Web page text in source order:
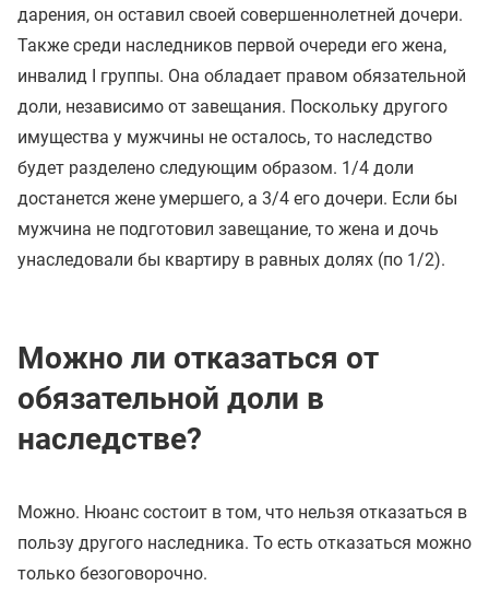
дарения, он оставил своей совершеннолетней дочери.
Также среди наследников первой очереди его жена,
инвалид I группы. Она обладает правом обязательной
доли, независимо от завещания. Поскольку другого
имущества у мужчины не осталось, то наследство
будет разделено следующим образом. 1/4 доли
достанется жене умершего, а 3/4 его дочери. Если бы
мужчина не подготовил завещание, то жена и дочь
унаследовали бы квартиру в равных долях (по 1/2).
Можно ли отказаться от
обязательной доли в
наследстве?
Можно. Нюанс состоит в том, что нельзя отказаться в
пользу другого наследника. То есть отказаться можно
только безоговорочно.